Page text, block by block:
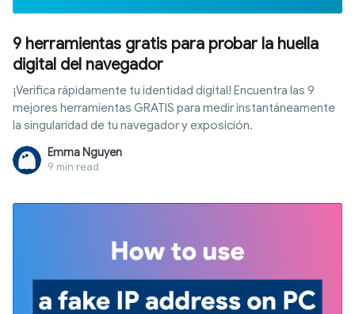
9 herramientas gratis para probar la huella
digital del navegador
¡Verifica rápidamente tu identidad digital! Encuentra las 9
mejores herramientas GRATIS para medir instantáneamente
la singularidad de tu navegador y exposición.
Emma Nguyen
9 min read